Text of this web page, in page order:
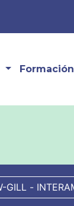
Formación